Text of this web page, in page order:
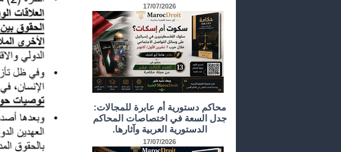
17/07/2026
محاكم دستورية أم عابرة للمجالات:
جدل السعة في اختصاصات المحاكم
الدستورية العربية وآثارها.
17/07/2026